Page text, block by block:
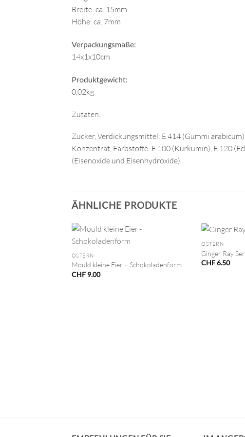
Breite: ca. 15mm
Höhe: ca. 7mm
Verpackungsmaße:
14x1x10cm
Produktgewicht:
0,02kg
Zutaten:
Zucker, Verdickungsmittel: E 414 (Gummi
Konzentrat, Farbstoffe: E 100 (Kurkumin), E 120
(Eisenoxide und Eisenhydroxide).
ÄHNLICHE PRODUKTE
OSTERN
Mould kleine Eier – Schokoladenform
CHF9.00
+
OSTERN
Ginger Ray
CHF6.50